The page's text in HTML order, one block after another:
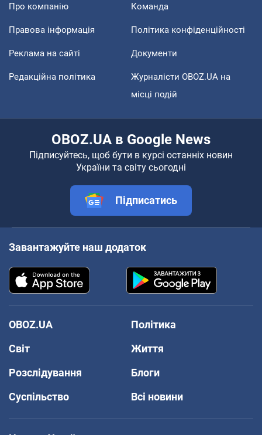
Про компанію Команда
Правова інформація Політика конфіденційності
Реклама на сайті Документи
Редакційна політика
Журналісти OBOZ.UA на
місці подій
OBOZ.UA в Google News
Підписуйтесь, щоб бути в курсі останніх новин
України та світу сьогодні
Підписатись
Завантажуйте наш додаток
OBOZ.UA
Політика
Світ
Життя
Розслідування
Блоги
Суспільство
Всі новини